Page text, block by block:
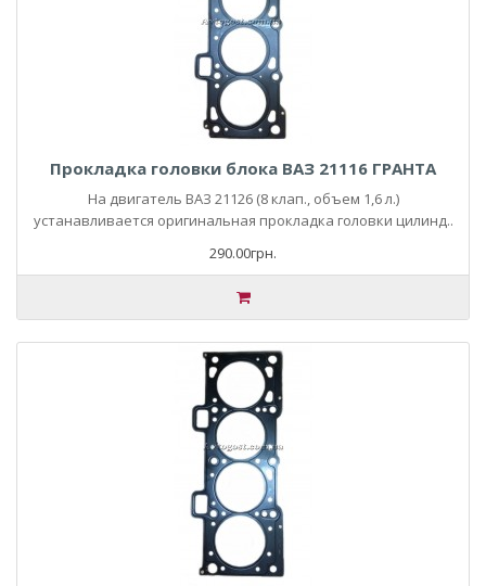
Прокладка головки блока ВАЗ 21116 ГРАНТА
На двигатель ВАЗ 21126 (8 клап., объем 1,6 л.)
устанавливается оригинальная прокладка головки цилинд..
290.00грн.